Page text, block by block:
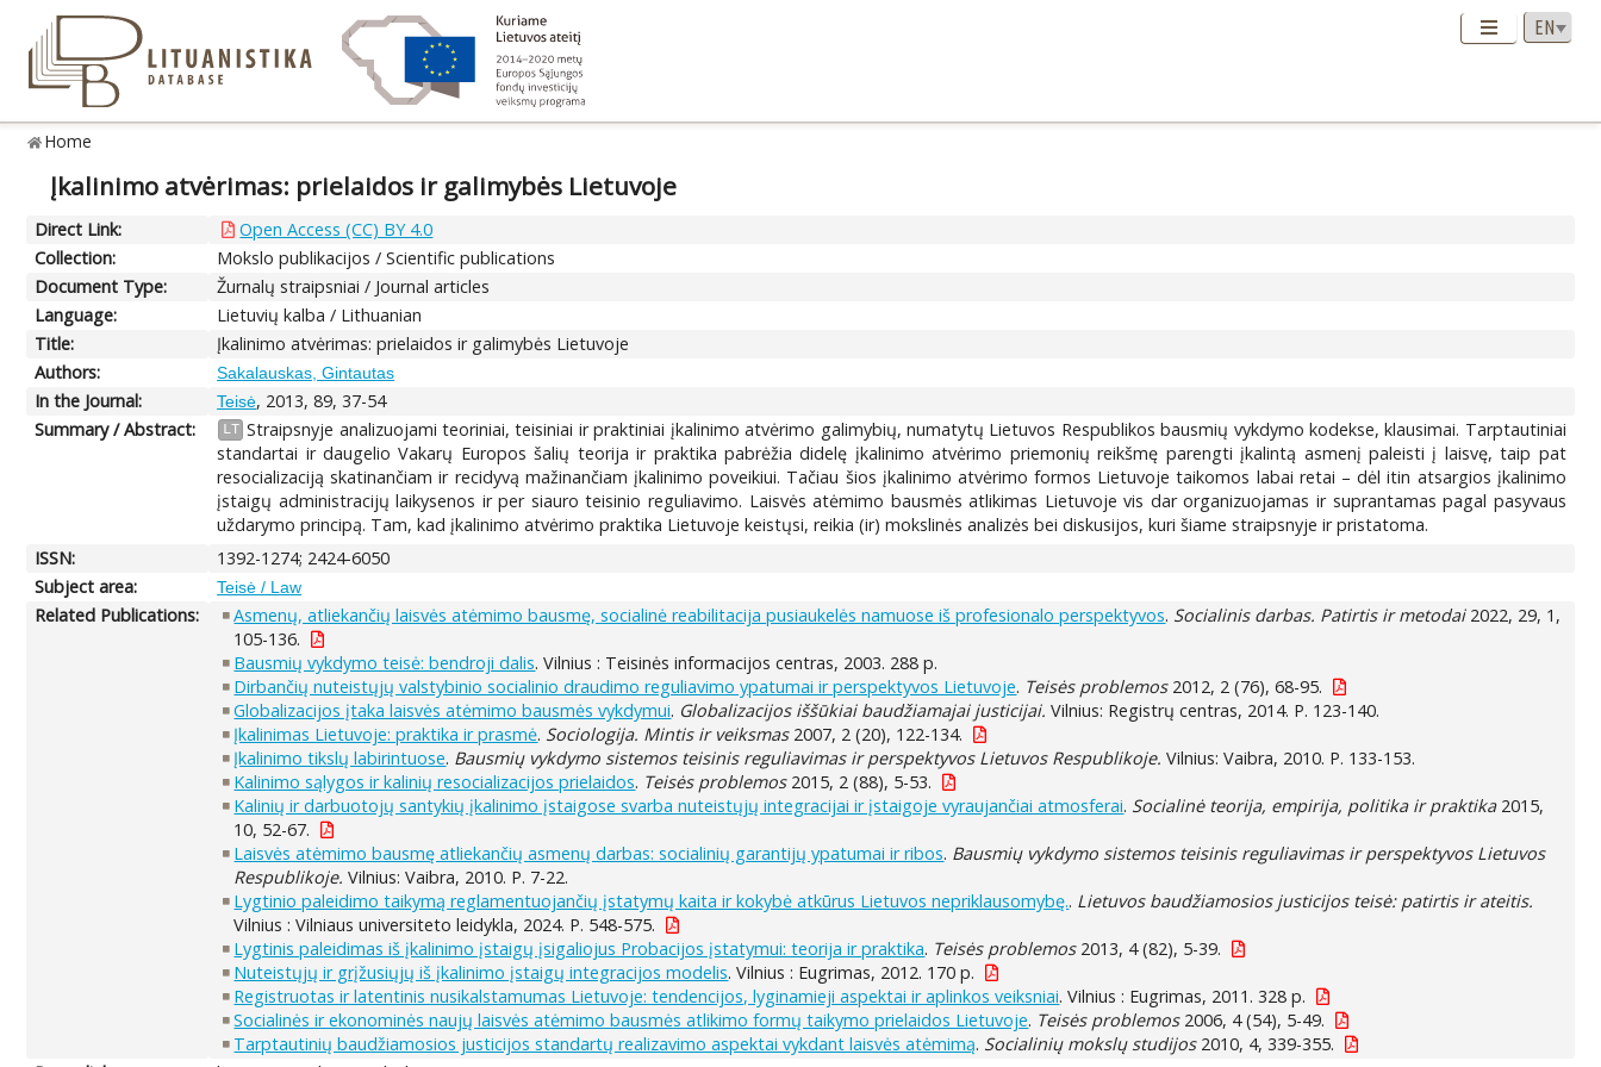
Home
Įkalinimo atvėrimas: prielaidos ir galimybės Lietuvoje
Direct Link:
Open Access (CC) BY 4.0
Collection:
Mokslo publikacijos / Scientific publications
Document Type:
Žurnalų straipsniai / Journal articles
Language:
Lietuvių kalba / Lithuanian
Title:
Įkalinimo atvėrimas: prielaidos ir galimybės Lietuvoje
Authors:
Sakalauskas, Gintautas
In the Journal: Teisė, 2013, 89, 37-54
Summary / Abstract:
LT Straipsnyje analizuojami teoriniai, teisiniai ir praktiniai įkalinimo atvėrimo galimybių, numatytų Lietuvos Respublikos bausmių vykdymo kodekse, klausimai. Tarptautiniai
standartai ir daugelio Vakarų Europos šalių teorija ir praktika pabrėžia didelę įkalinimo atvėrimo priemonių reikšmę parengti įkalintą asmenį paleisti į laisvę, taip pat
resocializaciją skatinančiam ir recidyvą mažinančiam įkalinimo poveikiui. Tačiau šios įkalinimo atvėrimo formos Lietuvoje taikomos labai retai – dėl itin atsargios įkalinimo
įstaigų administracijų laikysenos ir per siauro teisinio reguliavimo. Laisvės atėmimo bausmės atlikimas Lietuvoje vis dar organizuojamas ir suprantamas pagal pasyvaus
uždarymo principą. Tam, kad įkalinimo atvėrimo praktika Lietuvoje keistųsi, reikia (ir) mokslinės analizės bei diskusijos, kuri šiame straipsnyje ir pristatoma.
ISSN:
1392-1274; 2424-6050
Subject area:
Teisė / Law
Related Publications: Asmenų, atliekančių laisvės atėmimo bausmę, socialinė reabilitacija pusiaukelės namuose iš profesionalo perspektyvos. Socialinis darbas. Patirtis ir metodai2022, 29, 1,
105-136.
Bausmių vykdymo teisė: bendroji dalis. Vilnius : Teisinės informacijos centras, 2003. 288 p.
Dirbančių nuteistųjų valstybinio socialinio draudimo reguliavimo ypatumai ir perspektyvos Lietuvoje. Teisės problemos2012, 2 (76), 68-95.
Globalizacijos įtaka laisvės atėmimo bausmės vykdymui. Globalizacijos iššūkiai baudžiamajai justicijai. Vilnius: Registrų centras, 2014. P. 123-140.
Įkalinimas Lietuvoje: praktika ir prasmė. Sociologija. Mintis ir veiksmas2007, 2 (20), 122-134.
Įkalinimo tikslų labirintuose. Bausmių vykdymo sistemos teisinis reguliavimas ir perspektyvos Lietuvos Respublikoje. Vilnius: Vaibra, 2010. P. 133-153.
Kalinimo sąlygos ir kalinių resocializacijos prielaidos. Teisės problemos2015, 2 (88), 5-53.
Kalinių ir darbuotojų santykių įkalinimo įstaigose svarba nuteistųjų integracijai ir įstaigoje vyraujančiai atmosferai. Socialinė teorija, empirija, politika ir praktika2015,
10, 52-67.
Laisvės atėmimo bausmę atliekančių asmenų darbas: socialinių garantijų ypatumai ir ribos. Bausmių vykdymo sistemos teisinis reguliavimas ir perspektyvos Lietuvos
Respublikoje. Vilnius: Vaibra, 2010. P. 7-22.
Lygtinio paleidimo taikymą reglamentuojančių įstatymų kaita ir kokybė atkūrus Lietuvos nepriklausomybę.. Lietuvos baudžiamosios justicijos teisė: patirtis ir ateitis.
Vilnius : Vilniaus universiteto leidykla, 2024. P. 548-575.
Lygtinis paleidimas iš įkalinimo įstaigų įsigaliojus Probacijos įstatymui: teorija ir praktika. Teisės problemos2013, 4 (82), 5-39.
Nuteistųjų ir grįžusiųjų iš įkalinimo įstaigų integracijos modelis. Vilnius : Eugrimas, 2012. 170 p.
Registruotas ir latentinis nusikalstamumas Lietuvoje: tendencijos, lyginamieji aspektai ir aplinkos veiksniai. Vilnius : Eugrimas, 2011. 328 p.
Socialinės ir ekonominės naujų laisvės atėmimo bausmės atlikimo formų taikymo prielaidos Lietuvoje. Teisės problemos2006, 4 (54), 5-49.
Tarptautinių baudžiamosios justicijos standartų realizavimo aspektai vykdant laisvės atėmimą. Socialinių mokslų studijos2010, 4, 339-355.